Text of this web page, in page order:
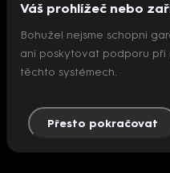
Nepodařilo se
Váš prohlížeč nebo
Bohužel nejsme schopni
ani poskytovat podporu při
těchto systémech.
Přesto pokračovat